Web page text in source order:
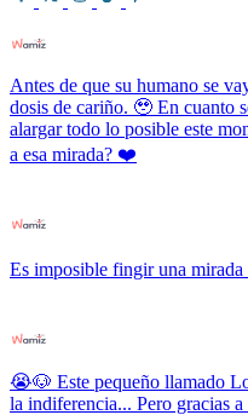
Antes de que su humano se
dosis de cariño. 🥹 En cuanto
alargar todo lo posible este
a esa mirada? ❤️
Es imposible fingir una
😭🐶 Este pequeño llamado
la indiferencia... Pero gracias